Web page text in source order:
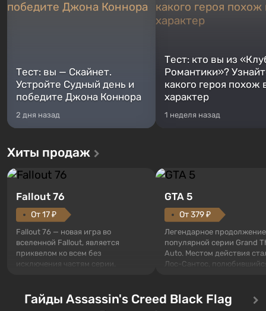
Тест: вы — Скайнет.
Устройте Судный день и
победите Джона Коннора
2 дня назад
Тест: кто вы из
Романтики»?
какого героя похож
характер
1 неделя назад
Хиты продаж
Fallout 76
От 17 ₽
Fallout 76 — новая игра во
вселенной Fallout, является
приквелом ко всем без
исключения частям серии.
Оно же, по задумке специалистов
Vault-Tec, должно открыться
GTA 5
От 379 ₽
Легендарное продолжение
популярной серии Grand
Auto. Местом действия
Лос-Сантос,
сразу трех персонажей:
Тревора и Франклина,
Гайды Assassin's Creed Black Flag